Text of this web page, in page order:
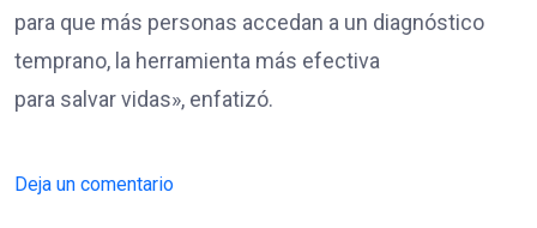
para que más personas accedan a un diagnóstico
temprano, la herramienta más efectiva
para salvar vidas», enfatizó.
Deja un comentario